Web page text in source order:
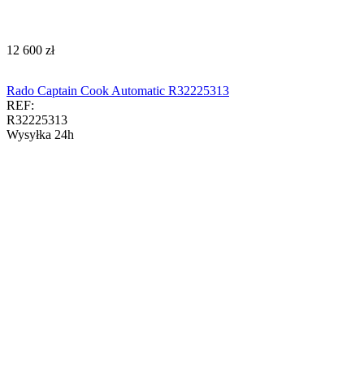
‍12 600‍ zł
Rado Captain Cook Automatic R32225313
REF:
R32225313
Wysyłka 24h